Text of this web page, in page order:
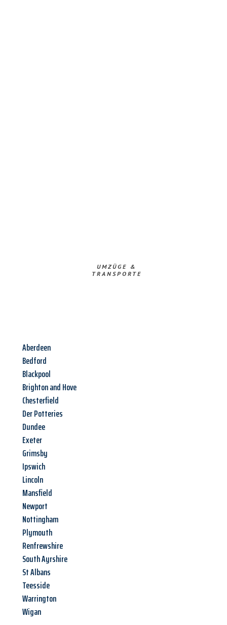
UMZÜGE &
TRANSPORTE
Aberdeen
Bedford
Blackpool
Brighton and Hove
Chesterfield
Der Potteries
Dundee
Exeter
Grimsby
Ipswich
Lincoln
Mansfield
Newport
Nottingham
Plymouth
Renfrewshire
South Ayrshire
St Albans
Teesside
Warrington
Wigan